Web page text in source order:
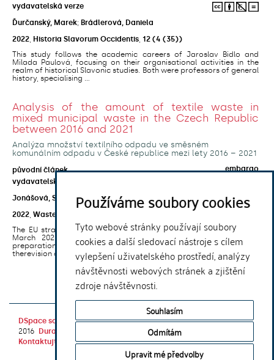
Používáme soubory cookies
Tyto webové stránky používají soubory
cookies a další sledovací nástroje s cílem
vylepšení uživatelského prostředí, analýzy
návštěvnosti webových stránek a zjištění
zdroje návštěvnosti.
Souhlasím
Odmítám
Upravit mé předvolby
vydavatelská verze
Ďurčanský, Marek; Brádlerová, Daniela
2022 Historia Slavorum Occidentis 12 (4 (35))
This study follows the academic careers of Jaroslav Bidlo and
Milada Paulová, focusing on their organisational activities in the
realm of historical Slavonic studies. Both were professors of general
history, specialising ...
Analysis of the amount of textile waste in
mixed municipal waste in the Czech Republic
between 2016 and 2021
Analýza množství textilního odpadu ve směsném
komunálním odpadu v České republice mezi lety 2016 – 2021
původní článek
embargo
vydavatelská verze
Jonášová, Soňa
Zoumpalová, Tereza ;Moldan, Bedřich
2022 Waste Forum
The EU strategy for sustainable and circular textiles, published in
March 2022, sets out the aim topropose binding targets in
preparation for the reuse and recycling of textile waste as a part of
therevision of EU legislation ...
1 . . .
DSpace softwarecopyright © 2002-
2016
DuraSpace
Kontaktujte nás|Vyjádření názoru
Theme by